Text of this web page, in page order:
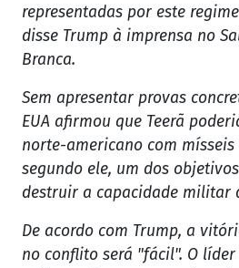
representadas por este
disse Trump à imprensa no
Branca.
Sem apresentar provas
EUA afirmou que Teerã
norte-americano com mísseis
segundo ele, um dos
destruir a capacidade militar
De acordo com Trump, a
no conflito será "fácil". O